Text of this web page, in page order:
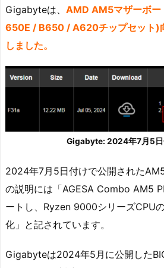
Gigabyteは、 AMD AM5マザーボ
650E / B650 / A620チップセット)
しました。
Gigabyte: 2024年7月5日
2024年7月5日付けで公開された
の説明には「AGESA Combo AM5
ートし、Ryzen 9000シリーズCPU
化」と記されています。
Gigabyteは2024年5月に公開した